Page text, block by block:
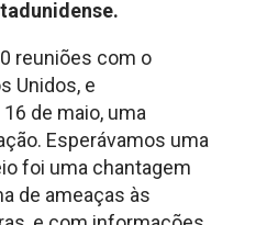
reuniões com o
Unidos, e
de maio, uma
Esperávamos uma
foi uma chantagem
de ameaças às